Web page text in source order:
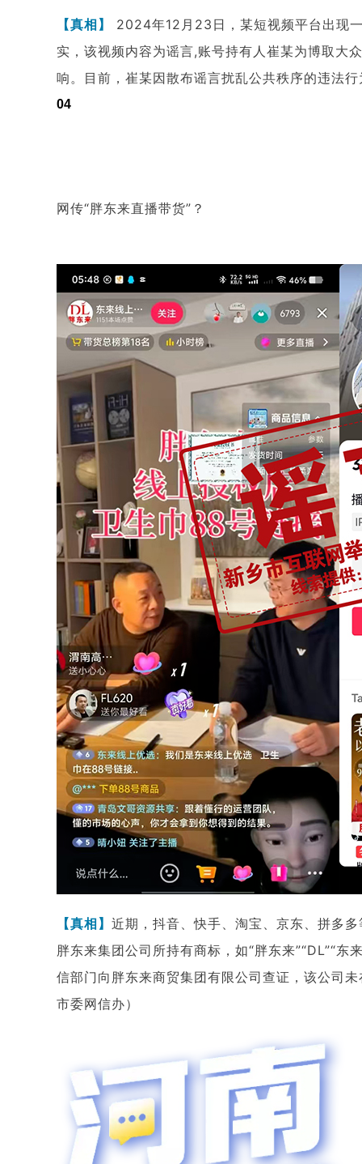
【真相】
2024年12月23日，某短视频平台出现
实，该视频内容为谣言,账号持有人崔某为博取大
响。目前，崔某因散布谣言扰乱公共秩序的违法
04
网传“胖东来直播带货”？
【真相】 近期，抖音、快手、淘宝、京东、拼多
胖东来集团公司所持有商标，如“胖东来”“DL”“
信部门向胖东来商贸集团有限公司查证，该公司
市委网信办）